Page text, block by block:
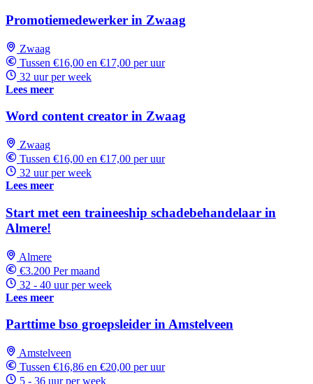
Promotiemedewerker in Zwaag
Zwaag
Tussen €16,00 en €17,00 per uur
32 uur per week
Lees meer
Word content creator in Zwaag
Zwaag
Tussen €16,00 en €17,00 per uur
32 uur per week
Lees meer
Start met een traineeship schadebehandelaar in
Almere!
Almere
€3.200 Per maand
32 - 40 uur per week
Lees meer
Parttime bso groepsleider in Amstelveen
Amstelveen
Tussen €16,86 en €20,00 per uur
5 - 36 uur per week